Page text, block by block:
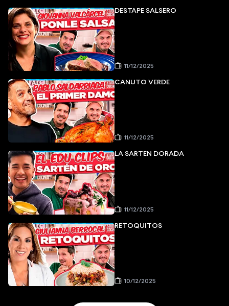
DESTAPE SALSERO
11/12/2025
CANUTO VERDE
11/12/2025
LA SARTÉN DORADA
11/12/2025
RETOQUITOS
10/12/2025